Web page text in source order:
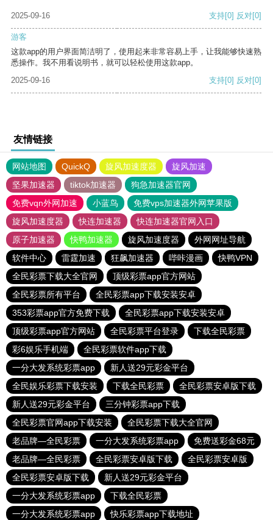
2025-09-16 支持[0] 反对[0]
游客
这款app的用户界面简洁明了，使用起来非常容易上手，让我能够快速熟
悉操作。我不用看说明书，就可以轻松使用这款app。
2025-09-16
支持[0] 反对[0]
友情链接
网站地图 QuickQ 旋风加速度器
旋风加速
坚果加速器
tiktok加速器
狗急加速器官网
免费vqn外网加速
小蓝鸟
免费vps加速器外网苹果版
旋风加速度器
快连加速器
快连加速器官网入口
原子加速器
快鸭加速器 旋风加速度器
外网网址导航
软件中心
雷霆加速 狂飙加速器 哔咔漫画
快鸭VPN
全民彩票下载大全官网
顶级彩票app官方网站
全民彩票所有平台
全民彩票app下载安装安卓
353彩票app官方免费下载
全民彩票app下载安装安卓
顶级彩票app官方网站
全民彩票平台登录
下载全民彩票
彩6娱乐手机端
全民彩票软件app下载
一分大发系统彩票app
新人送29元彩金平台
全民娱乐彩票下载安装
下载全民彩票
全民彩票安卓版下载
新人送29元彩金平台
三分钟彩票app下载
全民彩票官网app下载安装
全民彩票下载大全官网
老品牌—全民彩票
一分大发系统彩票app
免费送彩金68元
老品牌—全民彩票
全民彩票安卓版下载
全民彩票安卓版
全民彩票安卓版下载
新人送29元彩金平台
一分大发系统彩票app
下载全民彩票
一分大发系统彩票app
快乐彩票app下载地址